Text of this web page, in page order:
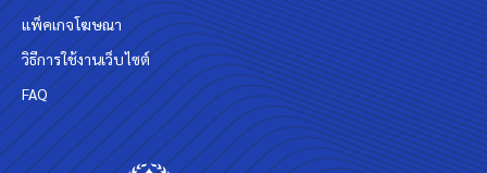
แพ็คเกจโฆษณา
วิธีการใช้งานเว็บไซต์
FAQ